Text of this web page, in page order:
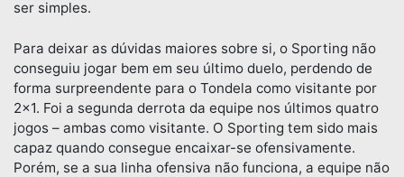
ser simples.
Para deixar as dúvidas maiores sobre si, o Sporting não
conseguiu jogar bem em seu último duelo, perdendo de
forma surpreendente para o Tondela como visitante por
2×1. Foi a segunda derrota da equipe nos últimos quatro
jogos – ambas como visitante. O Sporting tem sido mais
capaz quando consegue encaixar-se ofensivamente.
Porém, se a sua linha ofensiva não funciona, a equipe não